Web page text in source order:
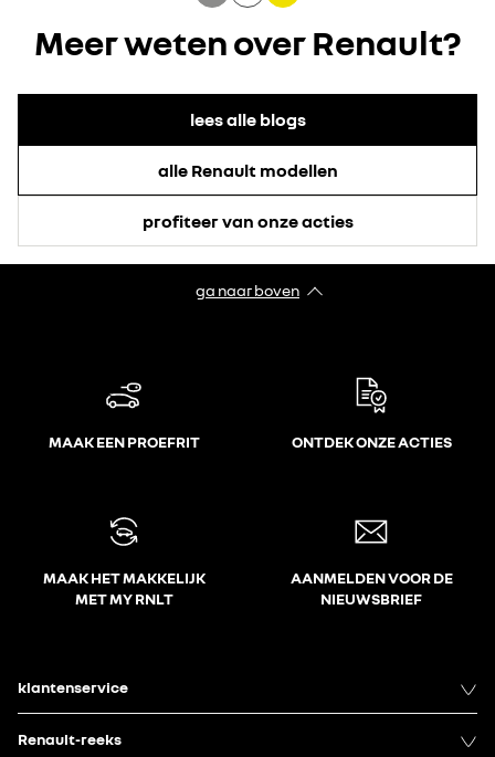
Meer weten over Renault?
lees alle blogs
alle Renault modellen
profiteer van onze acties
ga naar boven
MAAK EEN PROEFRIT ONTDEK ONZE ACTIES
MAAK HET MAKKELIJK
MET MY RNLT
AANMELDEN VOOR DE
NIEUWSBRIEF
klantenservice
Renault-reeks